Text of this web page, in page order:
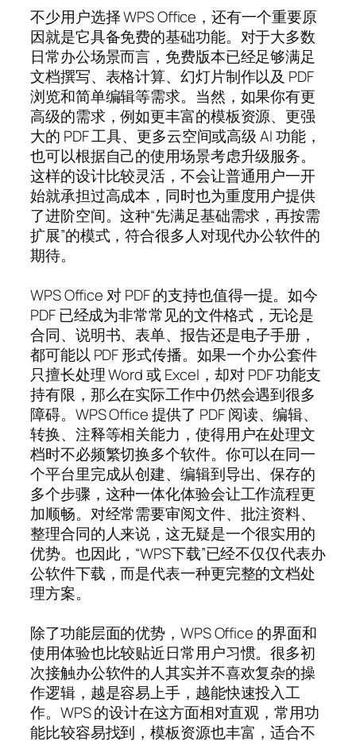
不少用户选择 WPS Office，还有一个重要原
因就是它具备免费的基础功能。对于大多数
日常办公场景而言，免费版本已经足够满足
文档撰写、表格计算、幻灯片制作以及 PDF
浏览和简单编辑等需求。当然，如果你有更
高级的需求，例如更丰富的模板资源、更强
大的 PDF 工具、更多云空间或高级 AI 功能，
也可以根据自己的使用场景考虑升级服务。
这样的设计比较灵活，不会让普通用户一开
始就承担过高成本，同时也为重度用户提供
了进阶空间。这种“先满足基础需求，再按需
扩展”的模式，符合很多人对现代办公软件的
期待。
WPS Office 对 PDF 的支持也值得一提。如今
PDF 已经成为非常常见的文件格式，无论是
合同、说明书、表单、报告还是电子手册，
都可能以 PDF 形式传播。如果一个办公套件
只擅长处理 Word 或 Excel，却对 PDF 功能支
持有限，那么在实际工作中仍然会遇到很多
障碍。WPS Office 提供了 PDF 阅读、编辑、
转换、注释等相关能力，使得用户在处理文
档时不必频繁切换多个软件。你可以在同一
个平台里完成从创建、编辑到导出、保存的
多个步骤，这种一体化体验会让工作流程更
加顺畅。对经常需要审阅文件、批注资料、
整理合同的人来说，这无疑是一个很实用的
优势。也因此，“WPS下载”已经不仅仅代表办
公软件下载，而是代表一种更完整的文档处
理方案。
除了功能层面的优势，WPS Office 的界面和
使用体验也比较贴近日常用户习惯。很多初
次接触办公软件的人其实并不喜欢复杂的操
作逻辑，越是容易上手，越能快速投入工
作。WPS 的设计在这方面相对直观，常用功
能比较容易找到，模板资源也丰富，适合不